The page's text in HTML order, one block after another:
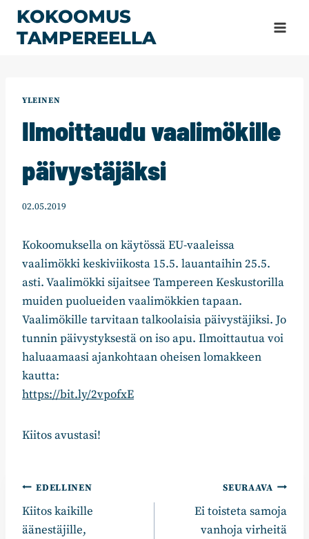
Siirry
sisältöön
KOKOOMUS
TAMPEREELLA
YLEINEN
Ilmoittaudu vaalimökille
päivystäjäksi
02.05.2019
Kokoomuksella on käytössä EU-vaaleissa
vaalimökki keskiviikosta 15.5. lauantaihin 25.5.
asti. Vaalimökki sijaitsee Tampereen Keskustorilla
muiden puolueiden vaalimökkien tapaan.
Vaalimökille tarvitaan talkoolaisia päivystäjiksi. Jo
tunnin päivystyksestä on iso apu. Ilmoittautua voi
haluaamaasi ajankohtaan oheisen lomakkeen
kautta:
https://bit.ly/2vpofxE
Kiitos avustasi!
Artikkelien
selaus
EDELLINEN
Kiitos kaikille
äänestäjille,
SEURAAVA
Ei toisteta samoja
vanhoja virheitä